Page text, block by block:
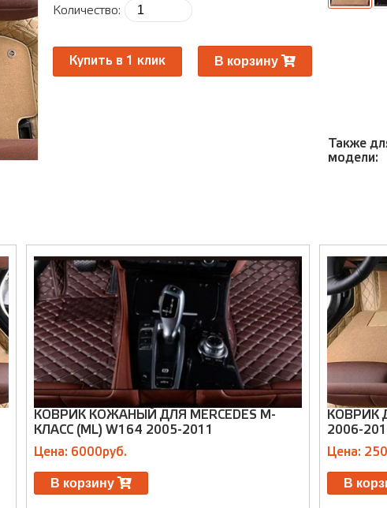
Количество:
Купить в 1 клик В корзину
Также
модели:
КОВРИК КОЖАНЫЙ ДЛЯ MERCEDES М-
КЛАСС (ML) W164 2005-2011
Цена: 6000руб.
В корзину
КОВРИК
2006-
Цена:
В